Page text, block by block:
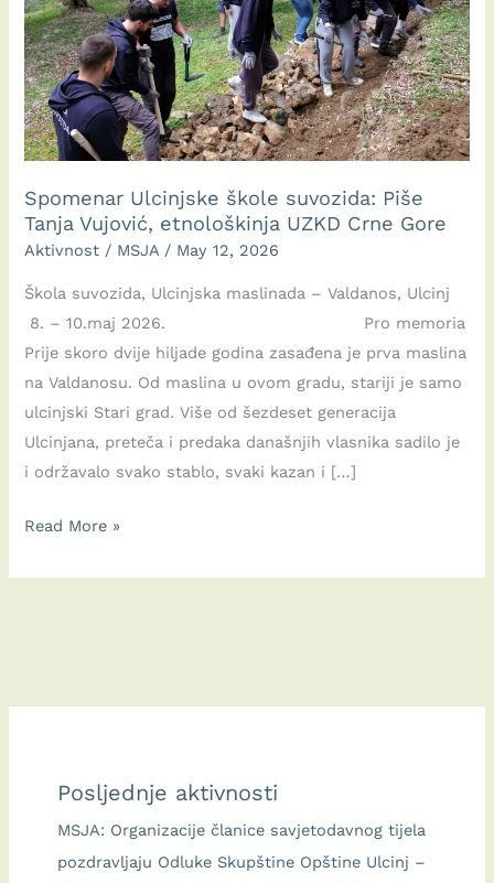
Spomenar Ulcinjske škole suvozida: Piše
Tanja Vujović, etnološkinja UZKD Crne Gore
Aktivnost / MSJA / May 12, 2026
Škola suvozida, Ulcinjska maslinada – Valdanos, Ulcinj
8. – 10.maj 2026. Pro memoria
Prije skoro dvije hiljade godina zasađena je prva maslina
na Valdanosu. Od maslina u ovom gradu, stariji je samo
ulcinjski Stari grad. Više od šezdeset generacija
Ulcinjana, preteča i predaka današnjih vlasnika sadilo je
i održavalo svako stablo, svaki kazan i […]
Spomenar
škole
Vujović,
Crne
Gore
Read More »
Posljednje aktivnosti
MSJA: Organizacije članice savjetodavnog tijela
pozdravljaju Odluke Skupštine Opštine Ulcinj –